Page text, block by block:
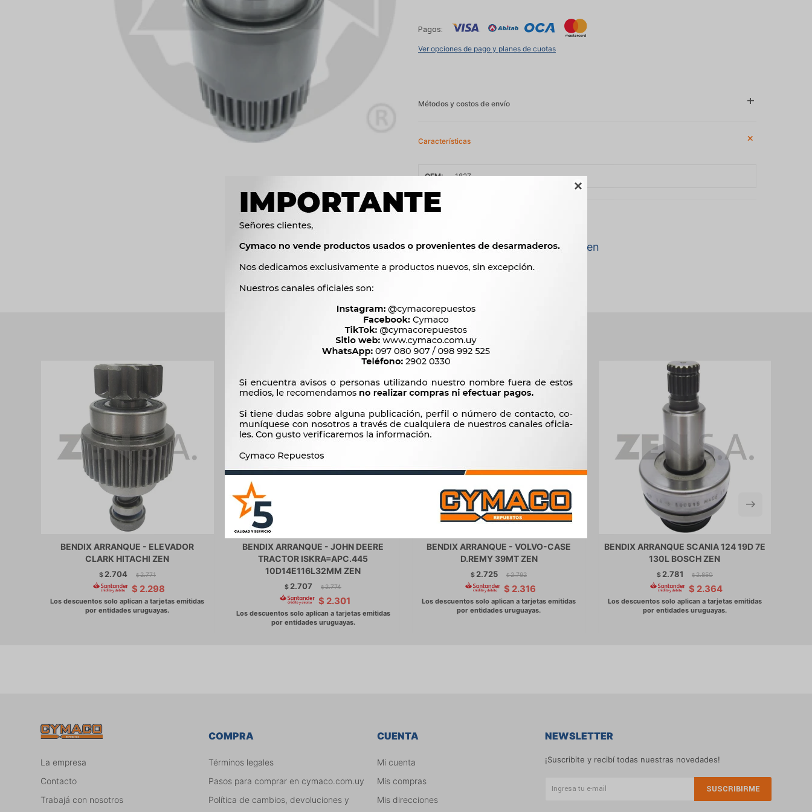

Pagos:
Ver opciones de pago y planes de cuotas
Métodos y costos de envío
Características
OEM 1827
Ver mas productos de la marca Zen
Productos que te pueden interesar
BENDIX ARRANQUE - ELEVADOR
CLARK HITACHI ZEN
$ 2.704 $ 2.771
$ 2.298
BENDIX ARRANQUE - JOHN DEERE
TRACTOR ISKRA=APC.445
10D14E116L32MM ZEN
$ 2.707 $ 2.774
$ 2.301
BENDIX ARRANQUE - VOLVO-CASE
D.REMY 39MT ZEN
$ 2.725 $ 2.792
$ 2.316
BENDIX ARRANQUE SCANIA 124 19D 7E
130L BOSCH ZEN
$ 2.781 $ 2.850
$ 2.364
La empresa
Contacto
Trabajá con nosotros
COMPRA
Términos legales
Pasos para comprar en cymaco.com.uy
Política de cambios, devoluciones y
CUENTA
Mi cuenta
Mis compras
Mis direcciones
NEWSLETTER
¡Suscribite y recibí todas nuestras novedades!
SUSCRIBIRME